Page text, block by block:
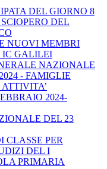
DEL GIORNO 8
DEL
NUOVI MEMBRI
IC GALILEI
NAZIONALE
- FAMIGLIE
ATTIVITA’
2024-
DEL 23
CLASSE PER
DEL I
PRIMARIA